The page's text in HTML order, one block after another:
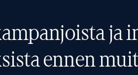
ja
ennen